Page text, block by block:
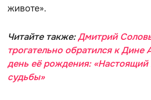
животе».
Читайте также:Дмитрий
трогательно обратился к Дине
день её рождения: «Настоящий
судьбы»